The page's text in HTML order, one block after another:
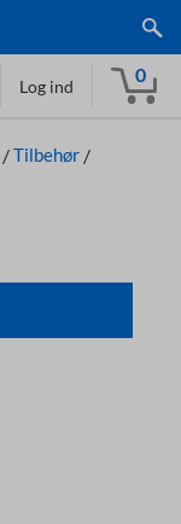
Log ind
0
/Tilbehør /